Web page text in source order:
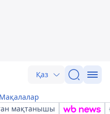
Қаз
Мақалалар
мақтанышы